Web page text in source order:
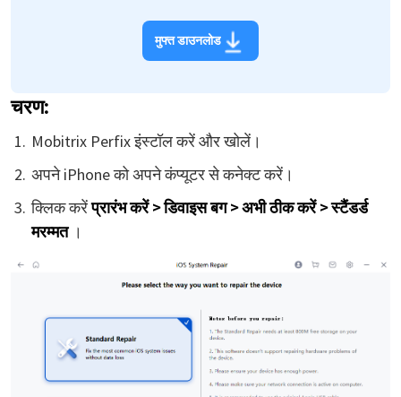
मुफ्त डाउनलोड
चरण:
Mobitrix Perfix इंस्टॉल करें और खोलें।
अपने iPhone को अपने कंप्यूटर से कनेक्ट करें।
क्लिक करेंप्रारंभ करें > डिवाइस बग > अभी ठीक करें > स्टैंडर्ड
मरम्मत ।